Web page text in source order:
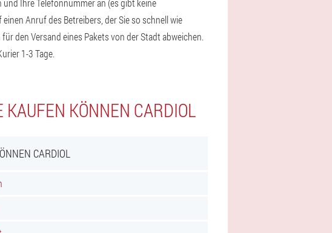
Ihre Telefonnummer an (es gibt keine
Anruf des Betreibers, der Sie so schnell wie
den Versand eines Pakets von der Stadt abweichen.
1-3 Tage.
KÖNNEN CARDIOL
CARDIOL